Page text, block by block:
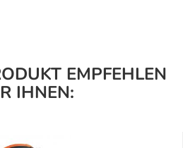
EMPFEHLEN
IHNEN: